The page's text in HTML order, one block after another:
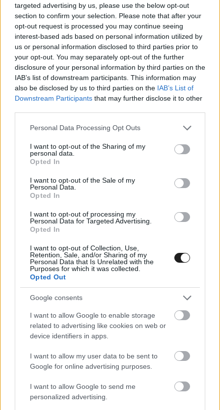
targeted advertising by us, please use the below opt-out
section to confirm your selection. Please note that after your
opt-out request is processed you may continue seeing
interest-based ads based on personal information utilized by
us or personal information disclosed to third parties prior to
your opt-out. You may separately opt-out of the further
disclosure of your personal information by third parties on the
IAB’s list of downstream participants. This information may
also be disclosed by us to third parties on the IAB’s List of
Downstream Participants that may further disclose it to other
Please note that this website/app uses one or more Google
not limited to your visit or usage behaviour. You may click to
grant or deny consent to Google and its third-party tags to
use your data for below specified purposes in below Google
consent section.
Personal Data Processing Opt Outs
I want to opt-out of the Sharing of my
personal data.
Opted In
I want to opt-out of the Sale of my
Personal Data.
Opted In
I want to opt-out of processing my
Personal Data for Targeted Advertising.
Opted In
I want to opt-out of Collection, Use,
Retention, Sale, and/or Sharing of my
Personal Data that Is Unrelated with the
Purposes for which it was collected.
Opted Out
Google consents
I want to allow Google to enable storage
related to advertising like cookies on web or
device identifiers in apps.
I want to allow my user data to be sent to
Google for online advertising purposes.
I want to allow Google to send me
personalized advertising.
segít, viszont az egyenesbeli tempó is fontos,
úgyhogy meg kell találni a megfelelő
kompromisszumot.”
A szezon későbbi részében majd a rövidített
nyomvonalon is versenyez a mezőny, de ezen a
hétvégén az F1-esek által is használt Grand Prix-
pályán kell megmérkőzzenek a fiatalok. „Forma–
4-es autóval a silverstone-i Grand Prix-
nyomvonal talán nem annyira élvezetes, mint a
rövidebb változat vagy akár más, szűkebb
hosszúak ezek az egyenesek, és az is rosszul tud
futamok hosszát, így amikor jön egy biztonsági